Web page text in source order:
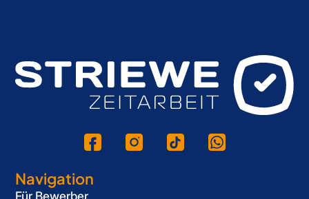
Navigation
Für Bewerber